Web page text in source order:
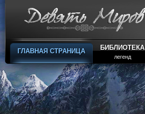
ГЛАВНАЯ СТРАНИЦА БИБЛИОТЕКА
легенд